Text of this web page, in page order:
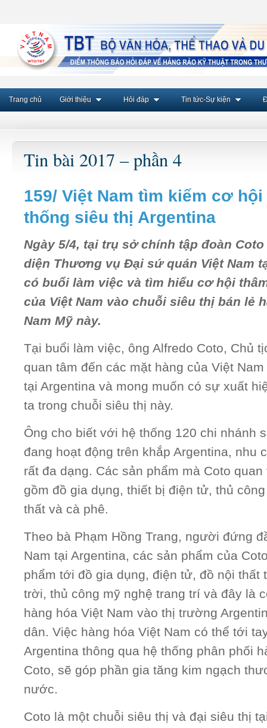
Trang chủ Giới thiệu Hỏi đáp Tin tức-Sự kiện
Tin bài 2017 – phần 4
159/ Việt Nam tìm kiếm cơ
thống siêu thị Argentina
Ngày 5/4, tại trụ sở chính tập đoàn
diện Thương vụ Đại sứ quán Việt Nam
có buổi làm việc và tìm hiểu cơ hội
của Việt Nam vào chuỗi siêu thị bán lẻ
Nam Mỹ này.
Tại buổi làm việc, ông Alfredo Coto, Chủ
quan tâm đến các mặt hàng của Việt
tại Argentina và mong muốn có sự xuất
ta trong chuỗi siêu thị này.
Ông cho biết với hệ thống 120 chi nhánh
đang hoạt động trên khắp Argentina, nhu
rất đa dạng. Các sản phẩm mà Coto
gồm đồ gia dụng, thiết bị điện tử, thủ
thất và cà phê.
Theo bà Phạm Hồng Trang, người đứng
Nam tại Argentina, các sản phẩm của
phẩm tới đồ gia dụng, điện tử, đồ nội thất
trời, thủ công mỹ nghệ trang trí và đây là
hàng hóa Việt Nam vào thị trường
dân. Việc hàng hóa Việt Nam có thể tới
Argentina thông qua hệ thống phân phối
Coto, sẽ góp phần gia tăng kim ngạch
nước.
Coto là một chuỗi siêu thị và đại siêu thị